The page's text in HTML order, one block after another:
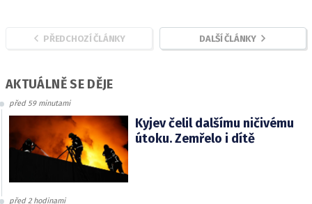
PŘEDCHOZÍ ČLÁNKY DALŠÍ ČLÁNKY
AKTUÁLNĚ SE DĚJE
před 59 minutami
Kyjev čelil dalšímu ničivému
útoku. Zemřelo i dítě
před 2 hodinami